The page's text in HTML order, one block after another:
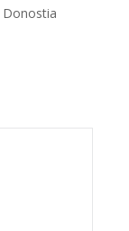
Donostia